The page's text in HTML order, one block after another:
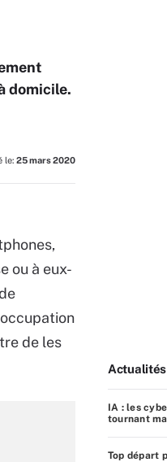
domicile.
le: 25 mars 2020
ou à eux-
de les
Actualités
IA : les
tournant
Top départ